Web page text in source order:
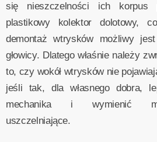
się nieszczelności ich
plastikowy kolektor dolotowy,
demontaż wtrysków możliwy
głowicy. Dlatego właśnie należy
to, czy wokół wtrysków nie
jeśli tak, dla własnego dobra,
mechanika i wymienić
uszczelniające.